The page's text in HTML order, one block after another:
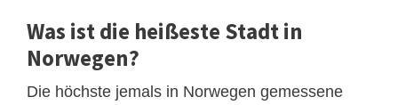
Was ist die heißeste Stadt in
Norwegen?
Die höchste jemals in Norwegen gemessene